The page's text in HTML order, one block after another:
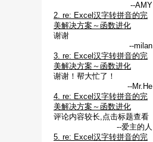
--AMY
2. re: Excel汉字转拼音的完
美解决方案～函数进化
谢谢
--milan
3. re: Excel汉字转拼音的完
美解决方案～函数进化
谢谢！帮大忙了！
--Mr.He
4. re: Excel汉字转拼音的完
美解决方案～函数进化
评论内容较长,点击标题查看
--爱主的人
5. re: Excel汉字转拼音的完